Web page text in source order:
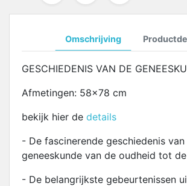
Omschrijving
GESCHIEDENIS VAN DE
Afmetingen: 58x78 cm
bekijk hier de details
- De fascinerende geschiedenis
geneeskunde van de oudheid tot
- De belangrijkste gebeurtenissen